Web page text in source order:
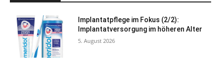
Implantatpflege im Fokus (2/2):
Implantatversorgung im höheren Alter
5. August 2026